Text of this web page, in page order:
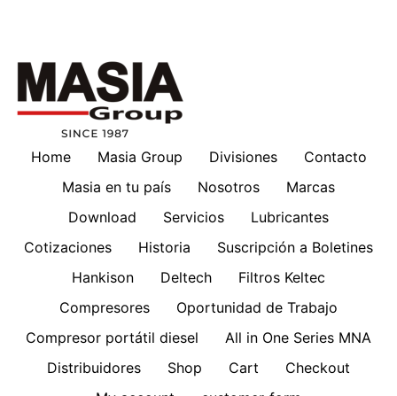
Home Masia Group Divisiones
Contacto
Masia en tu país
Nosotros
Marcas
Download
Servicios
Lubricantes
Cotizaciones
Historia
Suscripción a Boletines
Hankison
Deltech
Filtros Keltec
Compresores
Oportunidad de Trabajo
Compresor portátil diesel
All in One Series MNA
Distribuidores
Shop Cart
Checkout